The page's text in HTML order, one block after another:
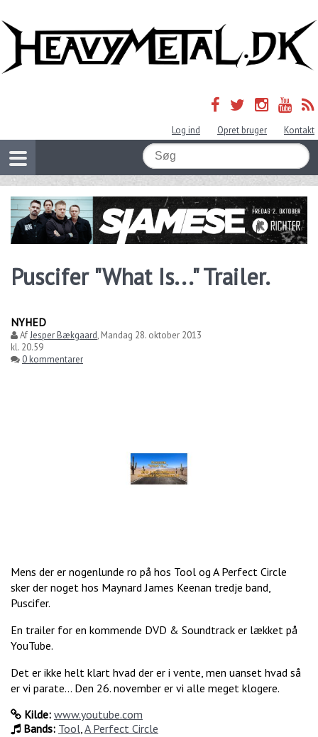
Log ind Opret bruger Kontakt
Puscifer "What Is..." Trailer.
NYHED
AfJesper Bækgaard, Mandag 28. oktober 2013
kl. 20.59
0 kommentarer
Mens der er nogenlunde ro på hos Tool og A Perfect Circle
sker der noget hos Maynard James Keenan tredje band,
Puscifer.
En trailer for en kommende DVD & Soundtrack er lækket på
YouTube.
Det er ikke helt klart hvad der er i vente, men uanset hvad så
er vi parate... Den 26. november er vi alle meget klogere.
Kilde: www.youtube.com
Bands: Tool,A Perfect Circle